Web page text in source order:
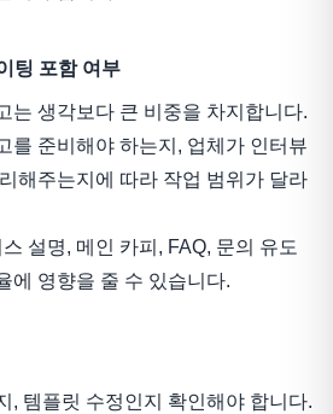
팅 포함 여부
는 생각보다 큰 비중을 차지합니다.
를 준비해야 하는지, 업체가 인터뷰
해주는지에 따라 작업 범위가 달라
설명, 메인 카피, FAQ, 문의 유도
에 영향을 줄 수 있습니다.
, 템플릿 수정인지 확인해야 합니다.